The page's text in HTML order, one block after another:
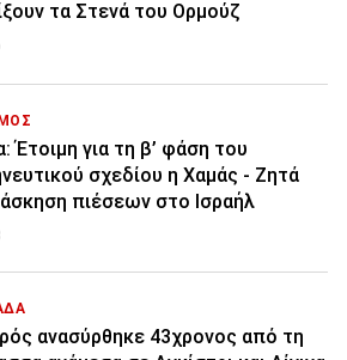
τα Στενά του Ορμούζ
Έτοιμη για τη β’ φάση του
σχεδίου η Χαμάς - Ζητά
πιέσεων στο Ισραήλ
ανασύρθηκε 43χρονος από τη